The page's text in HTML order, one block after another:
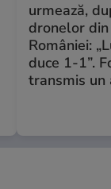
urmează,
dronelor
României:
duce 1-1”.
transmis un